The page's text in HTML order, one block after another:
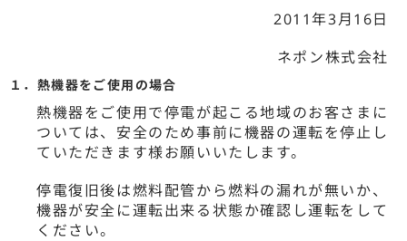
2011年3月16日
ネポン株式会社
１．熱機器をご使用の場合
熱機器をご使用で停電が起こる地域のお客さまに
ついては、安全のため事前に機器の運転を停止し
ていただきます様お願いいたします。
停電復旧後は燃料配管から燃料の漏れが無いか、
機器が安全に運転出来る状態か確認し運転をして
ください。